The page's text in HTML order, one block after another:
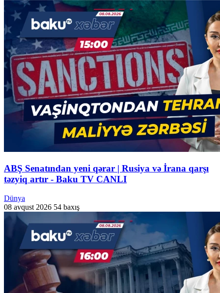
ABŞ Senatından yeni qərar | Rusiya və İrana qarşı
təzyiq artır - Baku TV CANLI
Dünya
08 avqust 2026 54 baxış